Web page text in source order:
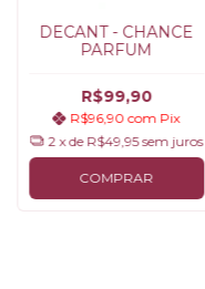
DECANT - CHANCE
PARFUM
R$99,90
R$96,90com Pix
2 x de R$49,95 sem juros
COMPRAR